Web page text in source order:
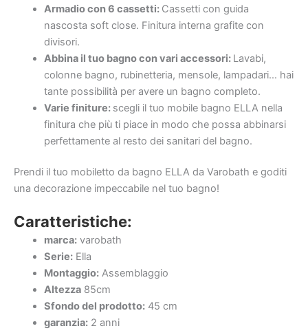
Armadio con 6 cassetti: Cassetti con guida
nascosta soft close. Finitura interna grafite con
divisori.
Abbina il tuo bagno con vari accessori: Lavabi,
colonne bagno, rubinetteria, mensole, lampadari… hai
tante possibilità per avere un bagno completo.
Varie finiture: scegli il tuo mobile bagno ELLA nella
finitura che più ti piace in modo che possa abbinarsi
perfettamente al resto dei sanitari del bagno.
Prendi il tuo mobiletto da bagno ELLA da Varobath e goditi
una decorazione impeccabile nel tuo bagno!
Caratteristiche:
marca:varobath
Serie:Ella
Montaggio:Assemblaggio
Altezza85cm
Sfondo del prodotto:45 cm
garanzia:2 anni